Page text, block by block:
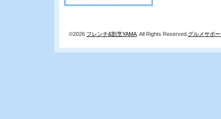
©2026 フレンチ&割烹YAMA . All Rights Reserved. グルメサポ